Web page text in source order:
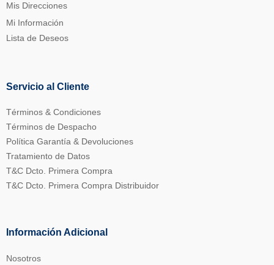
Mis Direcciones
Mi Información
Lista de Deseos
Servicio al Cliente
Términos & Condiciones
Términos de Despacho
Política Garantía & Devoluciones
Tratamiento de Datos
T&C Dcto. Primera Compra
T&C Dcto. Primera Compra Distribuidor
Información Adicional
Nosotros